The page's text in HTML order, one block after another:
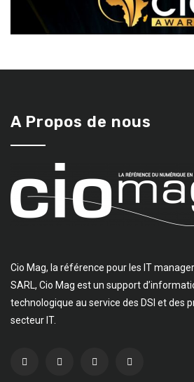
A Propos de nous
Cio Mag, la référence pour les IT
SARL, Cio Mag est un support
technologique au service des DSI et des
secteur IT.